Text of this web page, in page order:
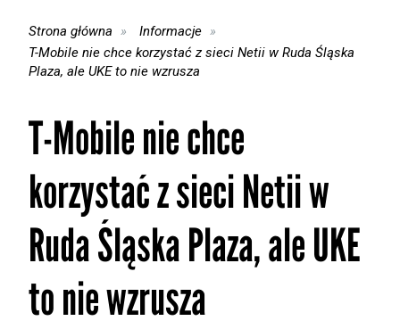
Strona główna
Informacje
T-Mobile nie chce korzystać z sieci Netii w Ruda Śląska
Plaza, ale UKE to nie wzrusza
T-Mobile nie chce
korzystać z sieci Netii w
Ruda Śląska Plaza, ale UKE
to nie wzrusza